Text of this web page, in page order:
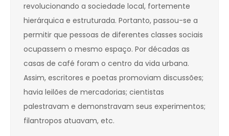
revolucionando a sociedade local, fortemente
hierárquica e estruturada. Portanto, passou-se a
permitir que pessoas de diferentes classes sociais
ocupassem o mesmo espaço. Por décadas as
casas de café foram o centro da vida urbana.
Assim, escritores e poetas promoviam discussões;
havia leilões de mercadorias; cientistas
palestravam e demonstravam seus experimentos;
filantropos atuavam, etc.